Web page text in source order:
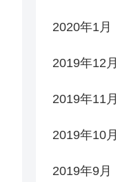
2020年1月
2019年12月
2019年11月
2019年10月
2019年9月